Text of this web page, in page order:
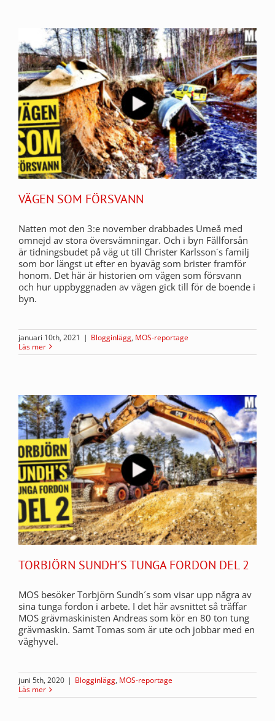
VÄGEN SOM FÖRSVANN
Natten mot den 3:e november drabbades Umeå med
omnejd av stora översvämningar. Och i byn Fällforsån
är tidningsbudet på väg ut till Christer Karlsson´s familj
som bor längst ut efter en byaväg som brister framför
honom. Det här är historien om vägen som försvann
och hur uppbyggnaden av vägen gick till för de boende i
byn.
januari 10th, 2021 | Blogginlägg, MOS-reportage
Läs mer
TORBJÖRN SUNDH´S TUNGA FORDON DEL 2
MOS besöker Torbjörn Sundh´s som visar upp några av
sina tunga fordon i arbete. I det här avsnittet så träffar
MOS grävmaskinisten Andreas som kör en 80 ton tung
grävmaskin. Samt Tomas som är ute och jobbar med en
väghyvel.
juni 5th, 2020 | Blogginlägg, MOS-reportage
Läs mer